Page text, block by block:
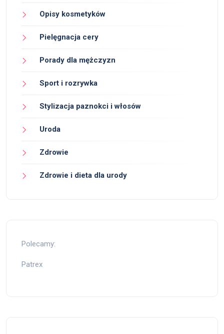
Opisy kosmetyków
Pielęgnacja cery
Porady dla mężczyzn
Sport i rozrywka
Stylizacja paznokci i włosów
Uroda
Zdrowie
Zdrowie i dieta dla urody
Polecamy:
Patrex